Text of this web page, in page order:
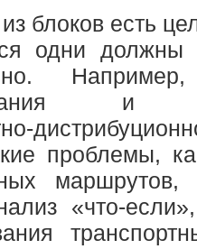
блоков есть
одни должны
и
проблемы,
маршрутов,
«что-